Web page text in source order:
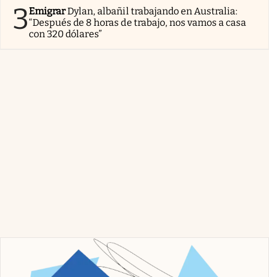
3EmigrarDylan, albañil trabajando en Australia:
“Después de 8 horas de trabajo, nos vamos a casa
con 320 dólares”